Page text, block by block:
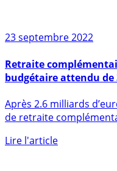
23 septembre 2022
Retraite
budgétaire attendu de
de retraite